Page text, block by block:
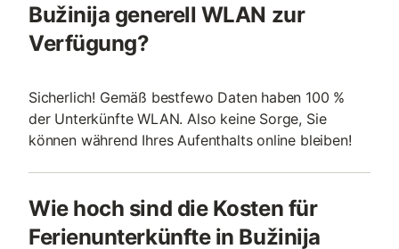
Bužinija generell WLAN zur
Verfügung?
Sicherlich! Gemäß bestfewo Daten haben 100 %
der Unterkünfte WLAN. Also keine Sorge, Sie
können während Ihres Aufenthalts online bleiben!
Wie hoch sind die Kosten für
Ferienunterkünfte in Bužinija